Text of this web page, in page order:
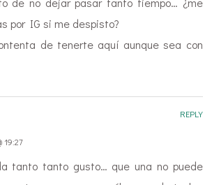
por IG si me despisto?
de tenerte aquí aunque sea con
19:27
tanto tanto gusto… que una no puede
REPLY